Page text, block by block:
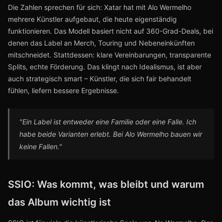
Die Zahlen sprechen für sich: Xatar hat mit Alo Wermelho
mehrere Künstler aufgebaut, die heute eigenständig
funktionieren. Das Modell basiert nicht auf 360-Grad-Deals, bei
denen das Label an Merch, Touring und Nebeneinkünften
mitschneidet. Stattdessen: klare Vereinbarungen, transparente
Splits, echte Förderung. Das klingt nach Idealismus, ist aber
auch strategisch smart – Künstler, die sich fair behandelt
fühlen, liefern bessere Ergebnisse.
"Ein Label ist entweder eine Familie oder eine Falle. Ich
habe beide Varianten erlebt. Bei Alo Wermelho bauen wir
keine Fallen."
SSIO: Was kommt, was bleibt und warum
das Album wichtig ist